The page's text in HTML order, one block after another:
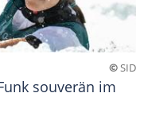
©SID
souverän im